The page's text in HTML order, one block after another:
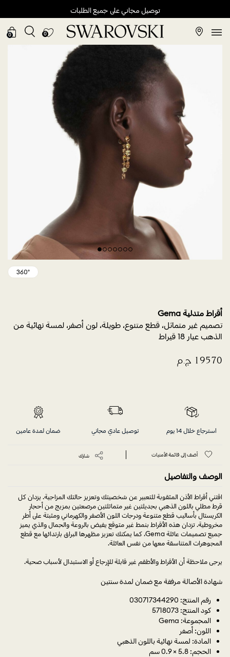
توصيل مجاني على جميع الطلبات
0
0
أقراط متدلية Gema
تصميم غير متماثل، قطع متنوع، طويلة، لون أصفر، لمسة نهائية من
الذهب عيار 18 قيراط
استرجاع خلال 14 يوم توصيل عادي مجاني ضمان لمدة عامين
أضف إلى قائمة الأمنيات شارك
الوصف والتفاصيل
اقتني أقراط الأذن المثقوبة للتعبير عن شخصيتك وتعزيز حالتك المزاجية. يزدان كل
قرط مطلي باللون الذهبي بجديلتين غير متماثلتين مرصعتين بمزيج من أحجار
الكريستال بأساليب قطع متنوعة ودرجات اللون الأصفر والكهرماني ومثبتة على أطر
مخروطية. تزدان هذه الأقراط بنمط غير متوقع يفيض بالروعة والجمال والذي يميز
جميع تصميمات عائلة Gema، كما يمكنك تعزيز مظهرها البراق بارتدائها مع قطع
المجوهرات المتناسقة معها من نفس العائلة.
يرجى ملاحظة أن الأقراط والأطقم غير قابلة للإرجاع أو الاستبدال لأسباب صحية.
شهادة الأصالة مرفقة مع ضمان لمدة سنتين
رقم المنتج: 030717344290
كود المنتج: 5718073
المجموعة: Gema
اللون: أصفر
المادة: لمسة نهائية باللون الذهبي
الحجم: 5.8 × 0.9 سم